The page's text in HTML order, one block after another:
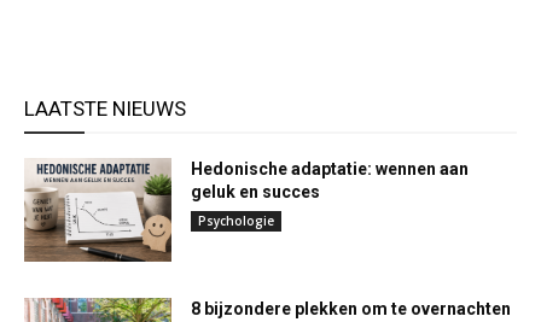
LAATSTE NIEUWS
Hedonische adaptatie: wennen aan
geluk en succes
Psychologie
8 bijzondere plekken om te overnachten